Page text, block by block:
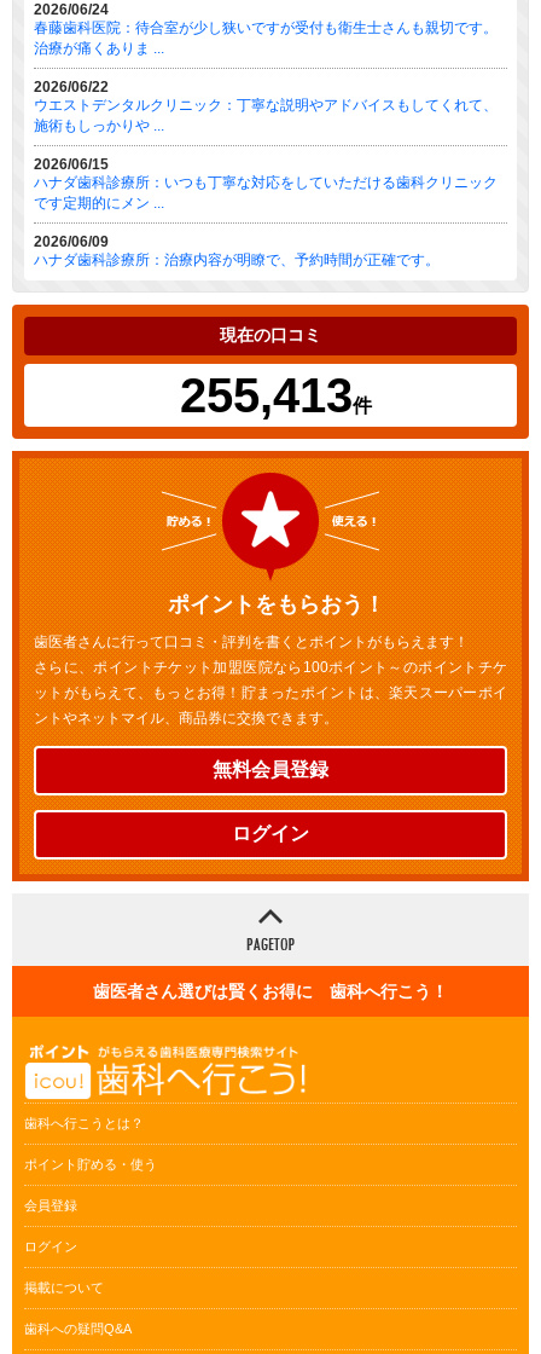
2026/06/24
春藤歯科医院：待合室が少し狭いですが受付も衛生士さんも親切です。
治療が痛くありま ...
2026/06/22
ウエストデンタルクリニック：丁寧な説明やアドバイスもしてくれて、
施術もしっかりや ...
2026/06/15
ハナダ歯科診療所：いつも丁寧な対応をしていただける歯科クリニック
です定期的にメン ...
2026/06/09
ハナダ歯科診療所：治療内容が明瞭で、予約時間が正確です。
現在の口コミ
255,413件
ポイントをもらおう！
歯医者さんに行って口コミ・評判を書くとポイントがもらえます！
さらに、ポイントチケット加盟医院なら100ポイント～のポイントチケ
ットがもらえて、もっとお得！貯まったポイントは、楽天スーパーポイ
ントやネットマイル、商品券に交換できます。
無料会員登録
ログイン
歯医者さん選びは賢くお得に 歯科へ行こう！
歯科へ行こうとは？
ポイント貯める・使う
会員登録
ログイン
掲載について
歯科への疑問Q&A